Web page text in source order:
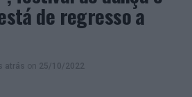
de regresso a
atrás on 25/10/2022